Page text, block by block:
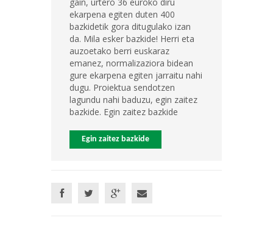
gain, urtero 36 euroko diru
ekarpena egiten duten 400
bazkidetik gora ditugulako izan
da. Mila esker bazkide! Herri eta
auzoetako berri euskaraz
emanez, normalizaziora bidean
gure ekarpena egiten jarraitu nahi
dugu. Proiektua sendotzen
lagundu nahi baduzu, egin zaitez
bazkide. Egin zaitez bazkide
Egin zaitez bazkide